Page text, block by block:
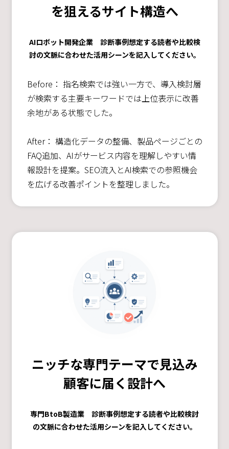
を狙えるサイト構造へ
AIロボット開発企業 診断事例想定する読者や比較検
討の文脈に合わせた活用シーンを記入してください。
Before： 指名検索では強い一方で、導入検討層
が検索する主要キーワードでは上位表示に改善
余地がある状態でした。
After： 構造化データの整備、製品ページごとの
FAQ追加、AIがサービス内容を理解しやすい情
報設計を提案。SEO流入とAI検索での参照機会
を広げる改善ポイントを整理しました。
ニッチな専門テーマで見込み
顧客に届く設計へ
専門BtoB製造業 診断事例想定する読者や比較検討
の文脈に合わせた活用シーンを記入してください。